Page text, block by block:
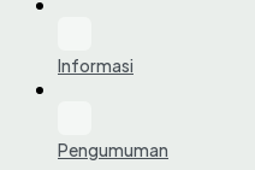
Informasi
Pengumuman